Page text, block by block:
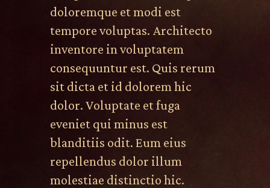
doloremque et modi est
tempore voluptas. Architecto
inventore in voluptatem
consequuntur est. Quis rerum
sit dicta et id dolorem hic
dolor. Voluptate et fuga
eveniet qui minus est
blanditiis odit. Eum eius
repellendus dolor illum
molestiae distinctio hic.